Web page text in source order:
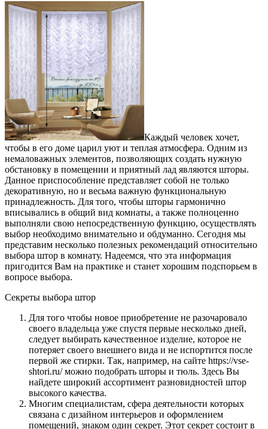
Каждый человек хочет,
чтобы в его доме царил уют и теплая атмосфера. Одним из
немаловажных элементов, позволяющих создать нужную
обстановку в помещении и приятный лад являются шторы.
Данное приспособление представляет собой не только
декоративную, но и весьма важную функциональную
принадлежность. Для того, чтобы шторы гармонично
вписывались в общий вид комнаты, а также полноценно
выполняли свою непосредственную функцию, осуществлять
выбор необходимо внимательно и обдуманно. Сегодня мы
представим несколько полезных рекомендаций относительно
выбора штор в комнату. Надеемся, что эта информация
пригодится Вам на практике и станет хорошим подспорьем в
вопросе выбора.
Секреты выбора штор
Для того чтобы новое приобретение не разочаровало
своего владельца уже спустя первые несколько дней,
следует выбирать качественное изделие, которое не
потеряет своего внешнего вида и не испортится после
первой же стирки. Так, например, на сайте https://vse-
shtori.ru/ можно подобрать шторы и тюль. Здесь Вы
найдете широкий ассортимент разновидностей штор
высокого качества.
Многим специалистам, сфера деятельности которых
связана с дизайном интерьеров и оформлением
помещений, знаком один секрет. Этот секрет состоит в